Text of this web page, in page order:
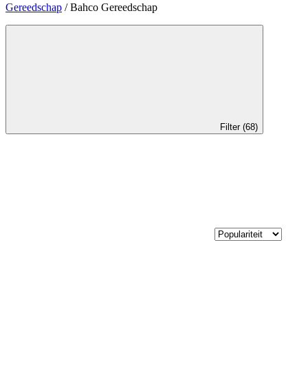
Gereedschap / Bahco Gereedschap
Filter (68)